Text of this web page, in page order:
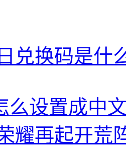
兑换码是什
么设置成中
耀再起开荒